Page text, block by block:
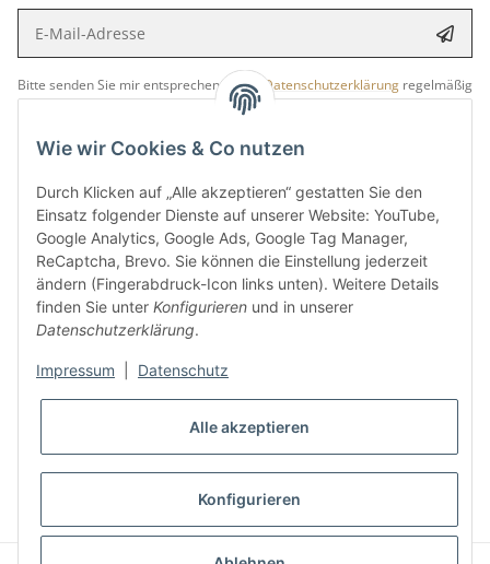
Wie wir Cookies & Co nutzen
Durch Klicken auf „Alle akzeptieren“ gestatten Sie den
Einsatz folgender Dienste auf unserer Website: YouTube,
Google Analytics, Google Ads, Google Tag Manager,
ReCaptcha, Brevo. Sie können die Einstellung jederzeit
ändern (Fingerabdruck-Icon links unten). Weitere Details
finden Sie unter Konfigurieren und in unserer
Datenschutzerklärung.
Impressum Datenschutz
Alle akzeptieren
Konfigurieren
Bitte senden Sie mir entsprechend Ihrer Datenschutzerklärung regelmäßig
und jederzeit widerruflich Informationen zu Ihrem Produktsortiment per E-
Newsletter abonnieren und 5 € Rabatt-Guschein erhalten.
Für Ihren nächsten Einkauf in unserem WOODResin-Shop.
Den Gutschein erhalten Sie per Email nach der erfolgreichen
Bestätigung Ihrer Email-Adresse.
* Alle Preise inkl. gesetzlicher USt., zzgl.Versand
VERTRAG WIDERRUFEN